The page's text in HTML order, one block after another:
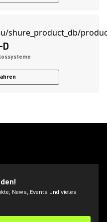
D
News, Events und vieles